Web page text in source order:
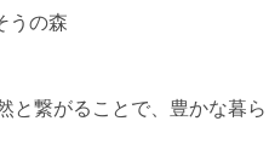
うの森
と繋がることで、豊かな暮